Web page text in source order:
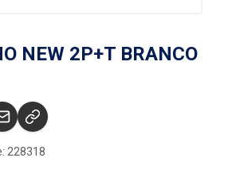
NEW 2P+T BRANCO
228318